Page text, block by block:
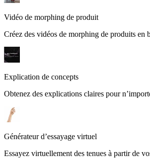
Vidéo de morphing de produit
Créez des vidéos de morphing de produits en
Explication de concepts
Obtenez des explications claires pour
Générateur d’essayage virtuel
Essayez virtuellement des tenues à partir de